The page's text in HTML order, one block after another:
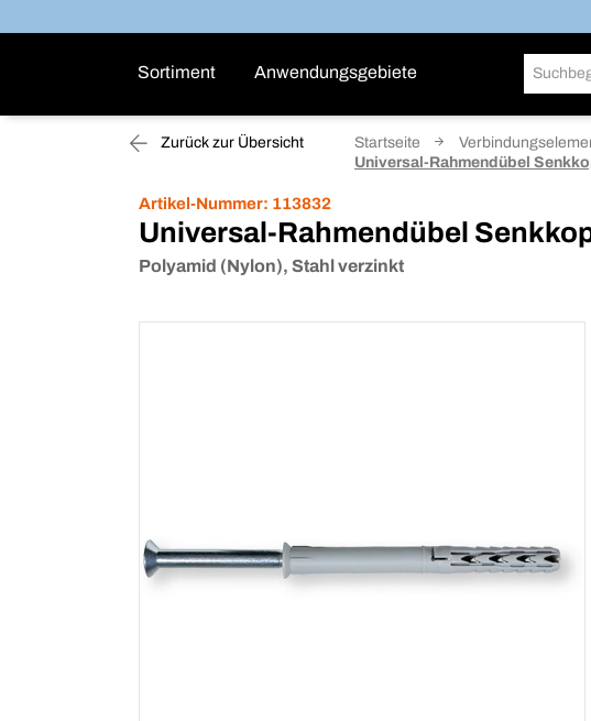
Sortiment Anwendungsgebiete
Zurück zur Übersicht Startseite
Universal-Rahmendübel
Artikel-Nummer: 113832
Universal-Rahmendübel
Polyamid (Nylon), Stahl verzinkt